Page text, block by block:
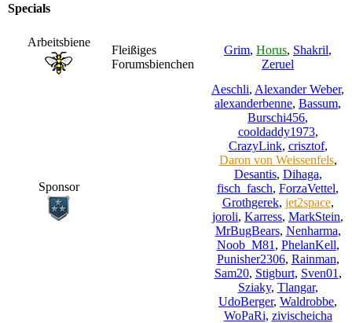
Specials
Arbeitsbiene
Fleißiges
Forumsbienchen
Grim, Horus, Shakril,
Zeruel
Sponsor
Aeschli, Alexander Weber,
alexanderbenne, Bassum,
Burschi456,
cooldaddy1973,
CrazyLink, crisztof,
Daron von Weissenfels,
Desantis, Dihaga,
fisch_fasch, ForzaVettel,
Grothgerek, jet2space,
joroli, Karress, MarkStein,
MrBugBears, Nenharma,
Noob_M81 , PhelanKell,
Punisher2306, Rainman,
Sam20, Stigburt, Sven01 ,
Sziaky, Tlangar,
UdoBerger, Waldrobbe,
WoPaRi, zivischeicha